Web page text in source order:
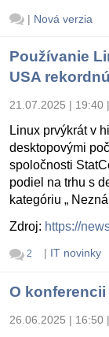
| Nová verzia
Používanie
USA
21.07.2025 | 19:40 |
Linux prvýkrát v
desktopovými
spoločnosti
podiel na trhu s
kategóriu „
Zdroj: https://
2 | IT novinky
O
26.06.2025 | 16:50 |